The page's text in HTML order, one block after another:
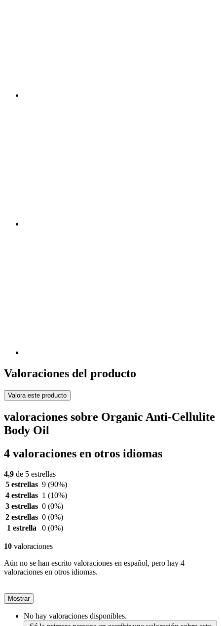
Valoraciones del producto
Valora este producto
valoraciones sobre Organic Anti-Cellulite
Body Oil
4 valoraciones en otros idiomas
4,9 de 5 estrellas
5 estrellas 9 (90%)
4 estrellas 1 (10%)
3 estrellas 0 (0%)
2 estrellas 0 (0%)
1 estrella
0 (0%)
10 valoraciones
Aún no se han escrito valoraciones en español, pero hay 4
valoraciones en otros idiomas.
Mostrar
No hay valoraciones disponibles.